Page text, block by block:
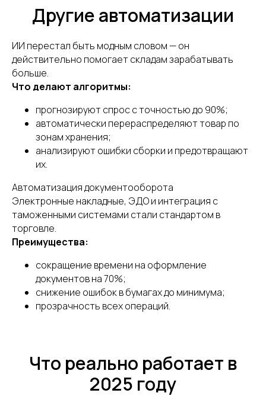
Другие автоматизации
ИИ перестал быть модным словом — он
действительно помогает складам зарабатывать
больше.
Что делают алгоритмы:
прогнозируют спрос с точностью до 90%;
автоматически перераспределяют товар по
зонам хранения;
анализируют ошибки сборки и предотвращают
их.
Автоматизация документооборота
Электронные накладные, ЭДО и интеграция с
таможенными системами стали стандартом в
торговле.
Преимущества:
сокращение времени на оформление
документов на 70%;
снижение ошибок в бумагах до минимума;
прозрачность всех операций.
Что реально работает в
2025 году